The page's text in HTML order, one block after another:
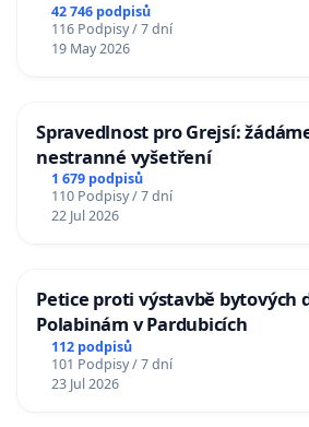
42 746 podpisů
116 Podpisy / 7 dní
19 May 2026
Spravedlnost pro Grejsí:
nestranné vyšetření
1 679 podpisů
110 Podpisy / 7 dní
22 Jul 2026
Petice proti výstavbě bytových
Polabinám v Pardubicích
112 podpisů
101 Podpisy / 7 dní
23 Jul 2026